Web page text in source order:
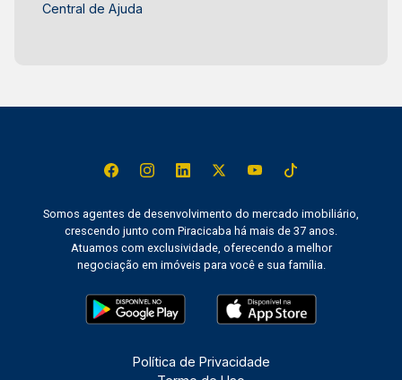
Central de Ajuda
Somos agentes de desenvolvimento do mercado imobiliário,
crescendo junto com Piracicaba há mais de 37 anos.
Atuamos com exclusividade, oferecendo a melhor
negociação em imóveis para você e sua família.
Política de Privacidade